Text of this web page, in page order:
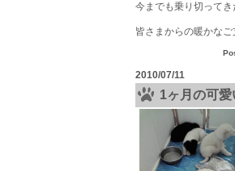
今までも乗り切って
皆さまからの暖かな
2010/07/11
1ヶ月の可